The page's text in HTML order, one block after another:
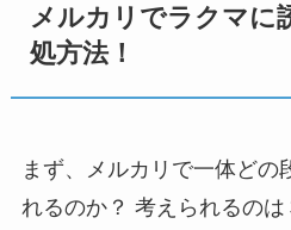
メルカリでラクマに
処方法！
まず、メルカリで一体どの
れるのか？ 考えられるのは